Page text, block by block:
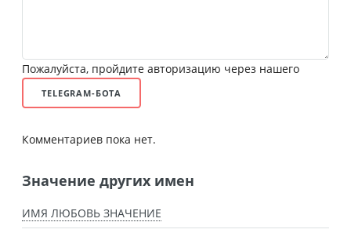
Пожалуйста, пройдите авторизацию через нашего
TELEGRAM-БОТА
Комментариев пока нет.
Значение других имен
ИМЯ ЛЮБОВЬ ЗНАЧЕНИЕ